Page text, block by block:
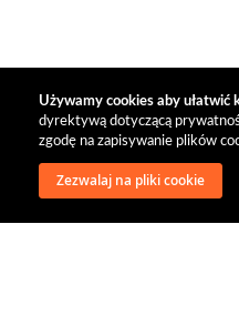
Używamy cookies aby ułatwić
dyrektywą dotyczącą
zgodę na zapisywanie plików
Zezwalaj na pliki cookie